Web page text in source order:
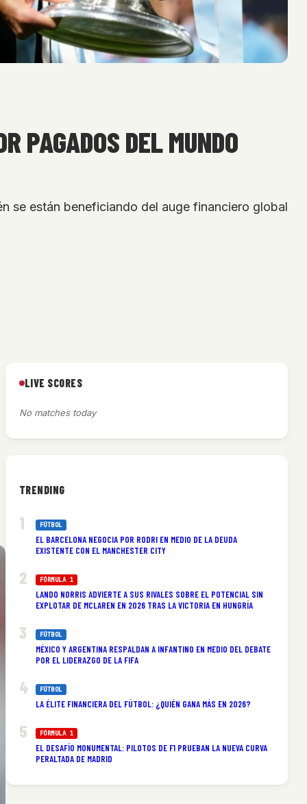
PAGADOS DEL MUNDO
se están beneficiando del auge financiero global
LIVE SCORES
No matches today
TRENDING
FÚTBOL
EL BARCELONA NEGOCIA POR RODRI EN MEDIO DE LA DEUDA
EXISTENTE CON EL MANCHESTER CITY
FÓRMULA 1
LANDO NORRIS ADVIERTE A SUS RIVALES SOBRE EL POTENCIAL SIN
EXPLOTAR DE MCLAREN EN 2026 TRAS LA VICTORIA EN HUNGRÍA
FÚTBOL
MÉXICO Y ARGENTINA RESPALDAN A INFANTINO EN MEDIO DEL DEBATE
POR EL LIDERAZGO DE LA FIFA
FÚTBOL
LA ÉLITE FINANCIERA DEL FÚTBOL: ¿QUIÉN GANA MÁS EN 2026?
FÓRMULA 1
EL DESAFÍO MONUMENTAL: PILOTOS DE F1 PRUEBAN LA NUEVA CURVA
PERALTADA DE MADRID